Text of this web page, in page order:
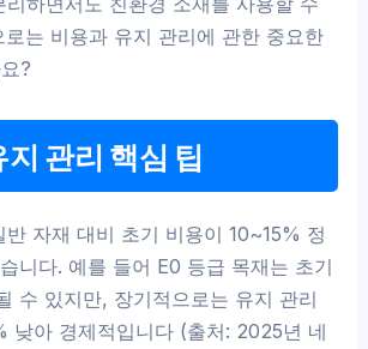
로는 비용과 유지 관리에 관한 중요한
?
관리 핵심 팁
반 자재 대비 초기 비용이 10~15% 정
니다. 예를 들어 E0 등급 목재는 초기
수 있지만, 장기적으로는 유지 관리
낮아 경제적입니다 (출처: 2025년 네